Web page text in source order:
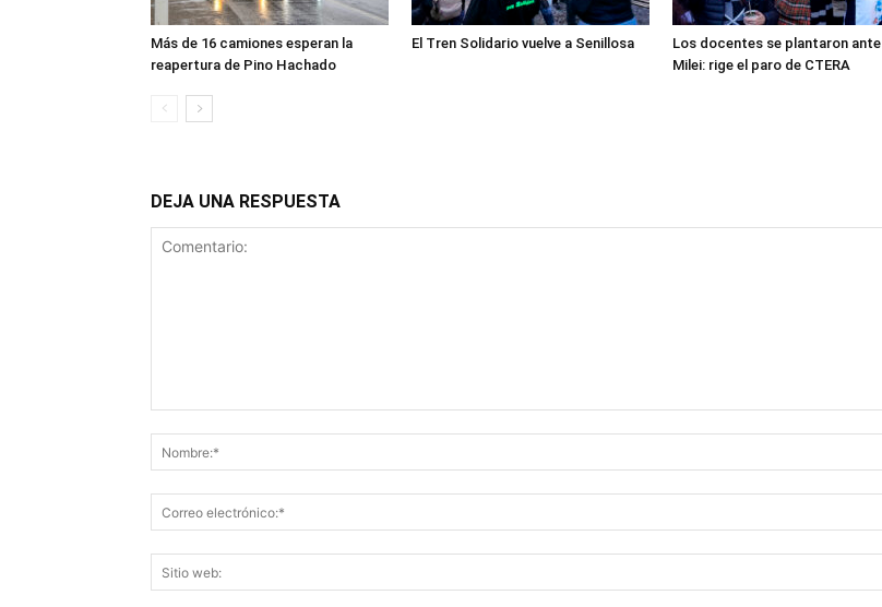
Más de 16 camiones esperan la
reapertura de Pino Hachado
El Tren Solidario vuelve a Senillosa
Los docentes se plantaron ante
Milei: rige el paro de CTERA
DEJA UNA RESPUESTA